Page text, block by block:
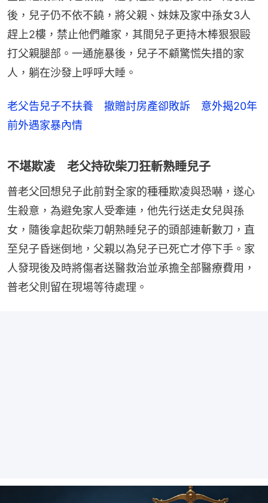
後，兒子仍不依不饒，將父親、妹妹及家中孫女3人
趕上2樓，禁止他們離家，其間兒子更持木棒狠狠毆
打父親腿部。一通施暴後，兒子不顧驚慌失措的家
人，躺在沙發上呼呼大睡。
老父告兒子不扶養 撤贈討房產卻敗訴 意外揭20年
前外遇家暴內情
不堪欺凌 老父持砍柴刀狂斬熟睡兒子
普老父回想兒子此前對全家的種種欺凌與恐嚇，遂心
生殺意，為避免家人受牽連，他先行送走女兒與孫
女，隨後拿起砍柴刀朝熟睡兒子的頭部連斬數刀，直
至兒子昏迷倒地，父親以為兒子已死亡才停下手。家
人發現後及時將傷者送醫救治並承擔全部醫療費用，
普老父則留在現場等待處理。